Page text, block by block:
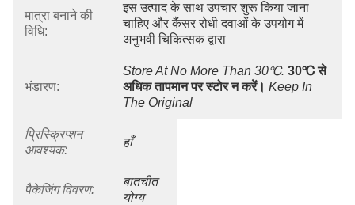
मात्रा बनाने की
विधि:
इस उत्पाद के साथ उपचार शुरू किया जाना
चाहिए और कैंसर रोधी दवाओं के उपयोग में
अनुभवी चिकित्सक द्वारा
भंडारण:
Store At No More Than 30℃. 30℃ से
अधिक तापमान पर स्टोर न करें। Keep In
The Original
प्रिस्क्रिप्शन
आवश्यक:
हाँ
पैकेजिंग विवरण:
बातचीत
योग्य